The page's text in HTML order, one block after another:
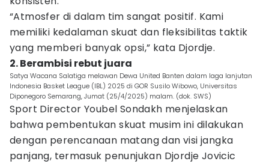
“Atmosfer di dalam tim sangat positif. Kami
memiliki kedalaman skuat dan fleksibilitas taktik
yang memberi banyak opsi,” kata Djordje.
2. Berambisi rebut juara
Satya Wacana Salatiga melawan Dewa United Banten dalam laga lanjutan
Indonesia Basket League (IBL) 2025 di GOR Susilo Wibowo, Universitas
Diponegoro Semarang, Jumat (25/4/2025) malam. (dok. SWS)
Sport Director Youbel Sondakh menjelaskan
bahwa pembentukan skuat musim ini dilakukan
dengan perencanaan matang dan visi jangka
panjang, termasuk penunjukan Djordje Jovicic